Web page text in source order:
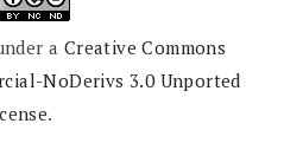
a Creative Commons
NoDerivs 3.0 Unported
.